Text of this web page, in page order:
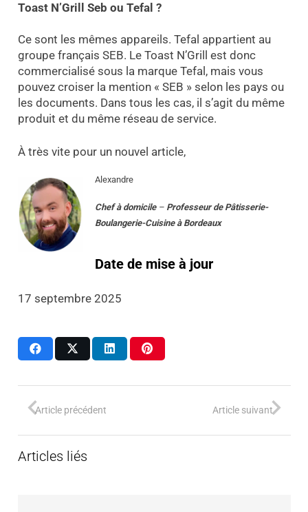
Toast N’Grill Seb ou Tefal ?
Ce sont les mêmes appareils. Tefal appartient au
groupe français SEB. Le Toast N’Grill est donc
commercialisé sous la marque Tefal, mais vous
pouvez croiser la mention « SEB » selon les pays ou
les documents. Dans tous les cas, il s’agit du même
produit et du même réseau de service.
À très vite pour un nouvel article,
Alexandre
Chef à domicile– Professeur de Pâtisserie-
Boulangerie-Cuisine à Bordeaux
Date de mise à jour
17 septembre 2025
Article précédent Article suivant
Articles liés